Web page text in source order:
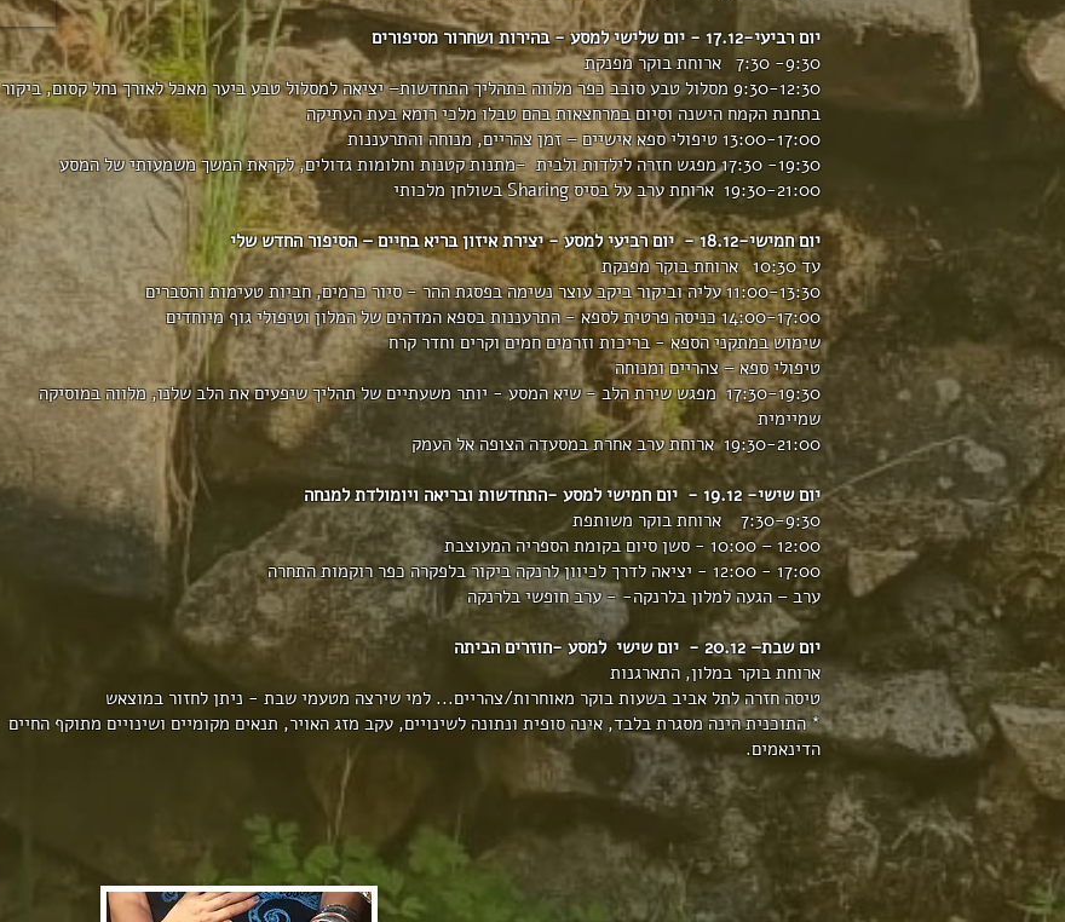
יום רביעי-17.12 - יום שלישי למסע - בהירות ושחרור מסיפורים
9:30- 7:30 ארוחת בוקר מפנקת
9:30-12:30 מסלול טבע סובב כפר מלווה בתהליך התחדשות– יציאה למסלול טבע ביער מאכל לאורך נחל קסום, ביקור
בתחנת הקמח הישנה וסיום במרחצאות בהם טבלו מלכי רומא בעת העתיקה
13:00-17:00 טיפולי ספא אישיים – זמן צהריים, מנוחה והתרעננות
19:30- 17:30 מפגש חזרה לילדות ולבית -מתנות קטנות וחלומות גדולים, לקראת המשך משמעותי של המסע
19:30-21:00 ארוחת ערב על בסיס Sharing בשולחן מלכותי
יום חמישי-18.12 - יום רביעי למסע - יצירת איזון בריא בחיים – הסיפור החדש שלי
עד 10:30 ארוחת בוקר מפנקת
11:00-13:30 עליה וביקור ביקב עוצר נשימה בפסגת ההר - סיור כרמים, חביות טעימות והסברים
14:00-17:00 כניסה פרטית לספא - התרעננות בספא המדהים של המלון וטיפולי גוף מיוחדים
שימוש במתקני הספא - בריכות וזרמים חמים וקרים וחדר קרח
טיפולי ספא – צהריים ומנוחה
17:30-19:30 מפגש שירת הלב - שיא המסע - יותר משעתיים של תהליך שיפעים את הלב שלנו, מלווה במוסיקה
שמיימית
19:30-21:00 ארוחת ערב אחרת במסעדה הצופה אל העמק
יום שישי- 19.12 - יום חמישי למסע -התחדשות ובריאה ויומולדת למנחה
7:30-9:30 ארוחת בוקר משותפת
12:00 – 10:00 - סשן סיום בקומת הספריה המעוצבת
17:00 - 12:00 - יציאה לדרך לכיוון לרנקה ביקור בלפקרה כפר רוקמות התחרה
ערב – הגעה למלון בלרנקה- - ערב חופשי בלרנקה
יום שבת– 20.12 - יום שישי למסע -חוזרים הביתה
ארוחת בוקר במלון, התארגנות
טיסה חזרה לתל אביב בשעות בוקר מאוחרות/צהריים... למי שירצה מטעמי שבת - ניתן לחזור במוצאש
* התוכנית הינה מסגרת בלבד, אינה סופית ונתונה לשינויים, עקב מזג האויר, תנאים מקומיים ושינויים מתוקף החיים
הדינאמים.